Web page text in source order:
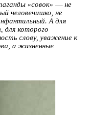
«совок» ― не
человечишко, не
А для
для которого
слову, уважение к
а жизненные